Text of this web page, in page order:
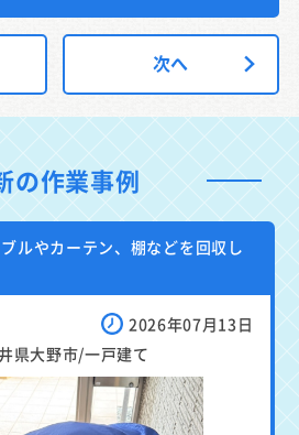
次へ
の作業事例
ルやカーテン、棚などを回収し
2026年07月13日
県大野市/一戸建て